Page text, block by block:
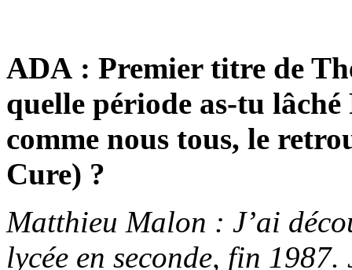
ADA : Premier titre de
quelle période as-tu
comme nous tous, le
Cure) ?
Matthieu Malon : J’ai
lycée en seconde, fin 1987.